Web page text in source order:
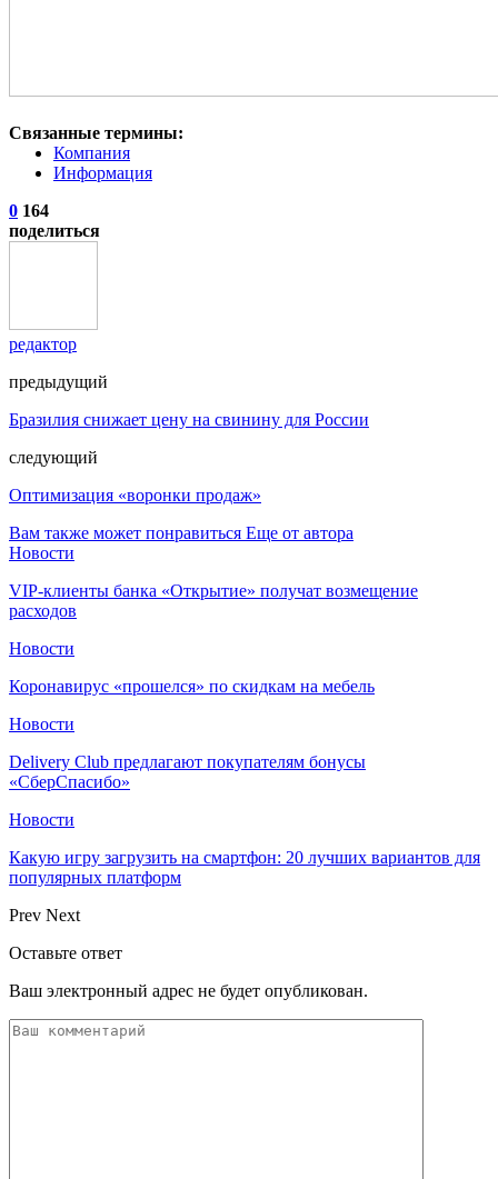
Связанные термины:
Компания
Информация
0 164
поделиться
редактор
предыдущий
Бразилия снижает цену на свинину для России
следующий
Оптимизация «воронки продаж»
Вам также может понравиться Еще от автора
Новости
VIP-клиенты банка «Открытие» получат возмещение
расходов
Новости
Коронавирус «прошелся» по скидкам на мебель
Новости
Delivery Club предлагают покупателям бонусы
«СберСпасибо»
Новости
Какую игру загрузить на смартфон: 20 лучших вариантов для
популярных платформ
Prev Next
Оставьте ответ
Ваш электронный адрес не будет опубликован.